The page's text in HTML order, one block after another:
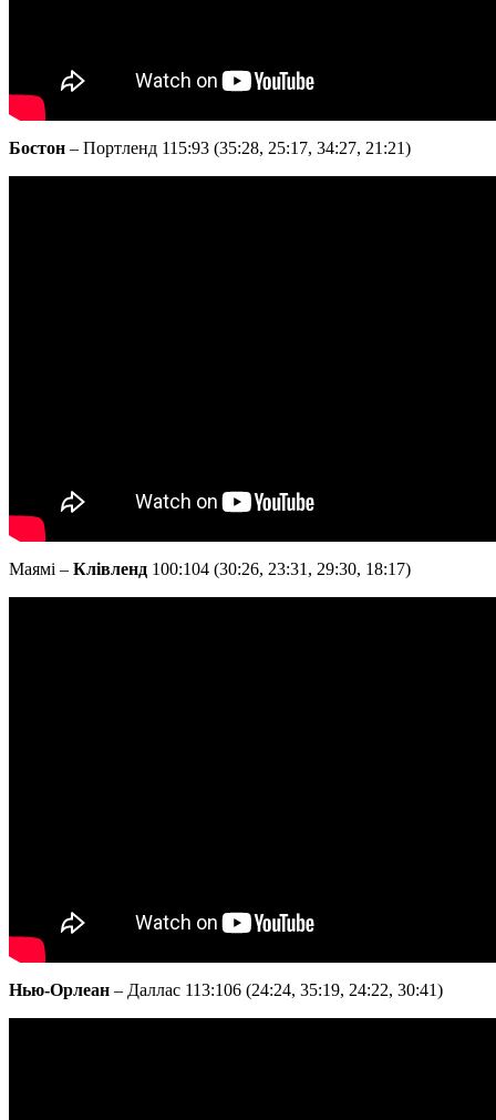
Бостон – Портленд 115:93 (35:28, 25:17, 34:27, 21:21)
Маямі – Клівленд 100:104 (30:26, 23:31, 29:30, 18:17)
Нью-Орлеан – Даллас 113:106 (24:24, 35:19, 24:22, 30:41)